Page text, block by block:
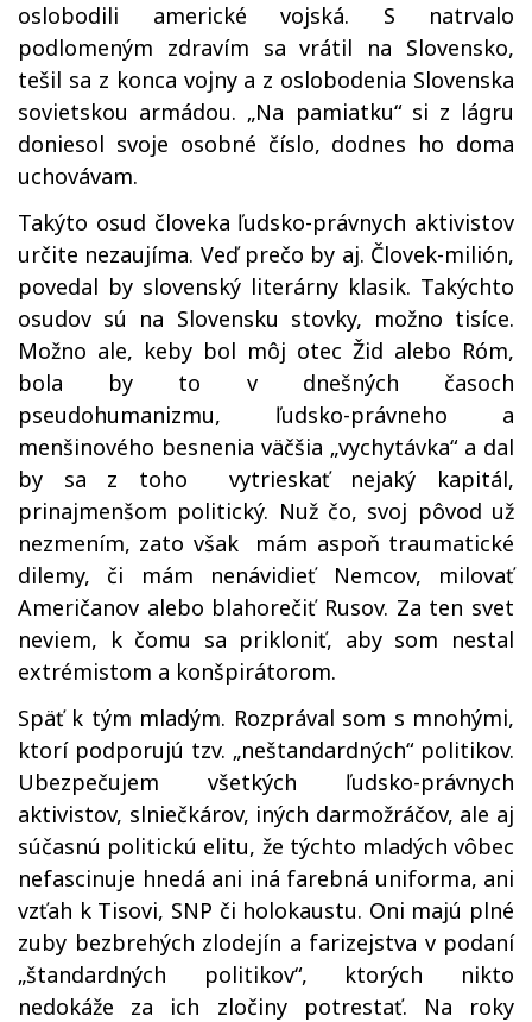
oslobodili americké vojská. S natrvalo
podlomeným zdravím sa vrátil na Slovensko,
tešil sa z konca vojny a z oslobodenia Slovenska
sovietskou armádou. „Na pamiatku“ si z lágru
doniesol svoje osobné číslo, dodnes ho doma
uchovávam.
Takýto osud človeka ľudsko-právnych aktivistov
určite nezaujíma. Veď prečo by aj. Človek-milión,
povedal by slovenský literárny klasik. Takýchto
osudov sú na Slovensku stovky, možno tisíce.
Možno ale, keby bol môj otec Žid alebo Róm,
bola by to v dnešných časoch
pseudohumanizmu, ľudsko-právneho a
menšinového besnenia väčšia „vychytávka“ a dal
by sa z toho vytrieskať nejaký kapitál,
prinajmenšom politický. Nuž čo, svoj pôvod už
nezmením, zato však mám aspoň traumatické
dilemy, či mám nenávidieť Nemcov, milovať
Američanov alebo blahorečiť Rusov. Za ten svet
neviem, k čomu sa prikloniť, aby som nestal
extrémistom a konšpirátorom.
Späť k tým mladým. Rozprával som s mnohými,
ktorí podporujú tzv. „neštandardných“ politikov.
Ubezpečujem všetkých ľudsko-právnych
aktivistov, slniečkárov, iných darmožráčov, ale aj
súčasnú politickú elitu, že týchto mladých vôbec
nefascinuje hnedá ani iná farebná uniforma, ani
vzťah k Tisovi, SNP či holokaustu. Oni majú plné
zuby bezbrehých zlodejín a farizejstva v podaní
„štandardných politikov“, ktorých nikto
nedokáže za ich zločiny potrestať. Na roky